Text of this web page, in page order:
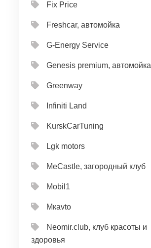
Fix Price
Freshcar, автомойка
G-Energy Service
Genesis premium, автомойка
Greenway
Infiniti Land
KurskCarTuning
Lgk motors
MeCastle, загородный клуб
Mobil1
Mкavto
Neomir.club, клуб красоты и
здоровья